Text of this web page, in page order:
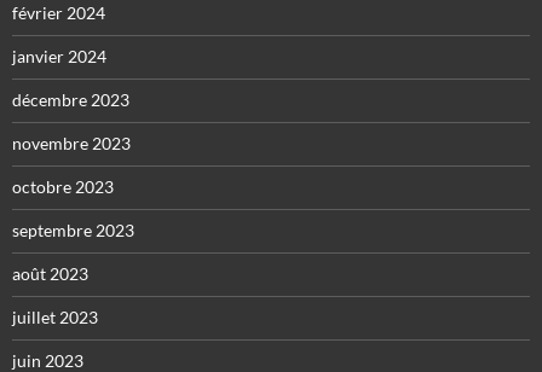
février 2024
janvier 2024
décembre 2023
novembre 2023
octobre 2023
septembre 2023
août 2023
juillet 2023
juin 2023